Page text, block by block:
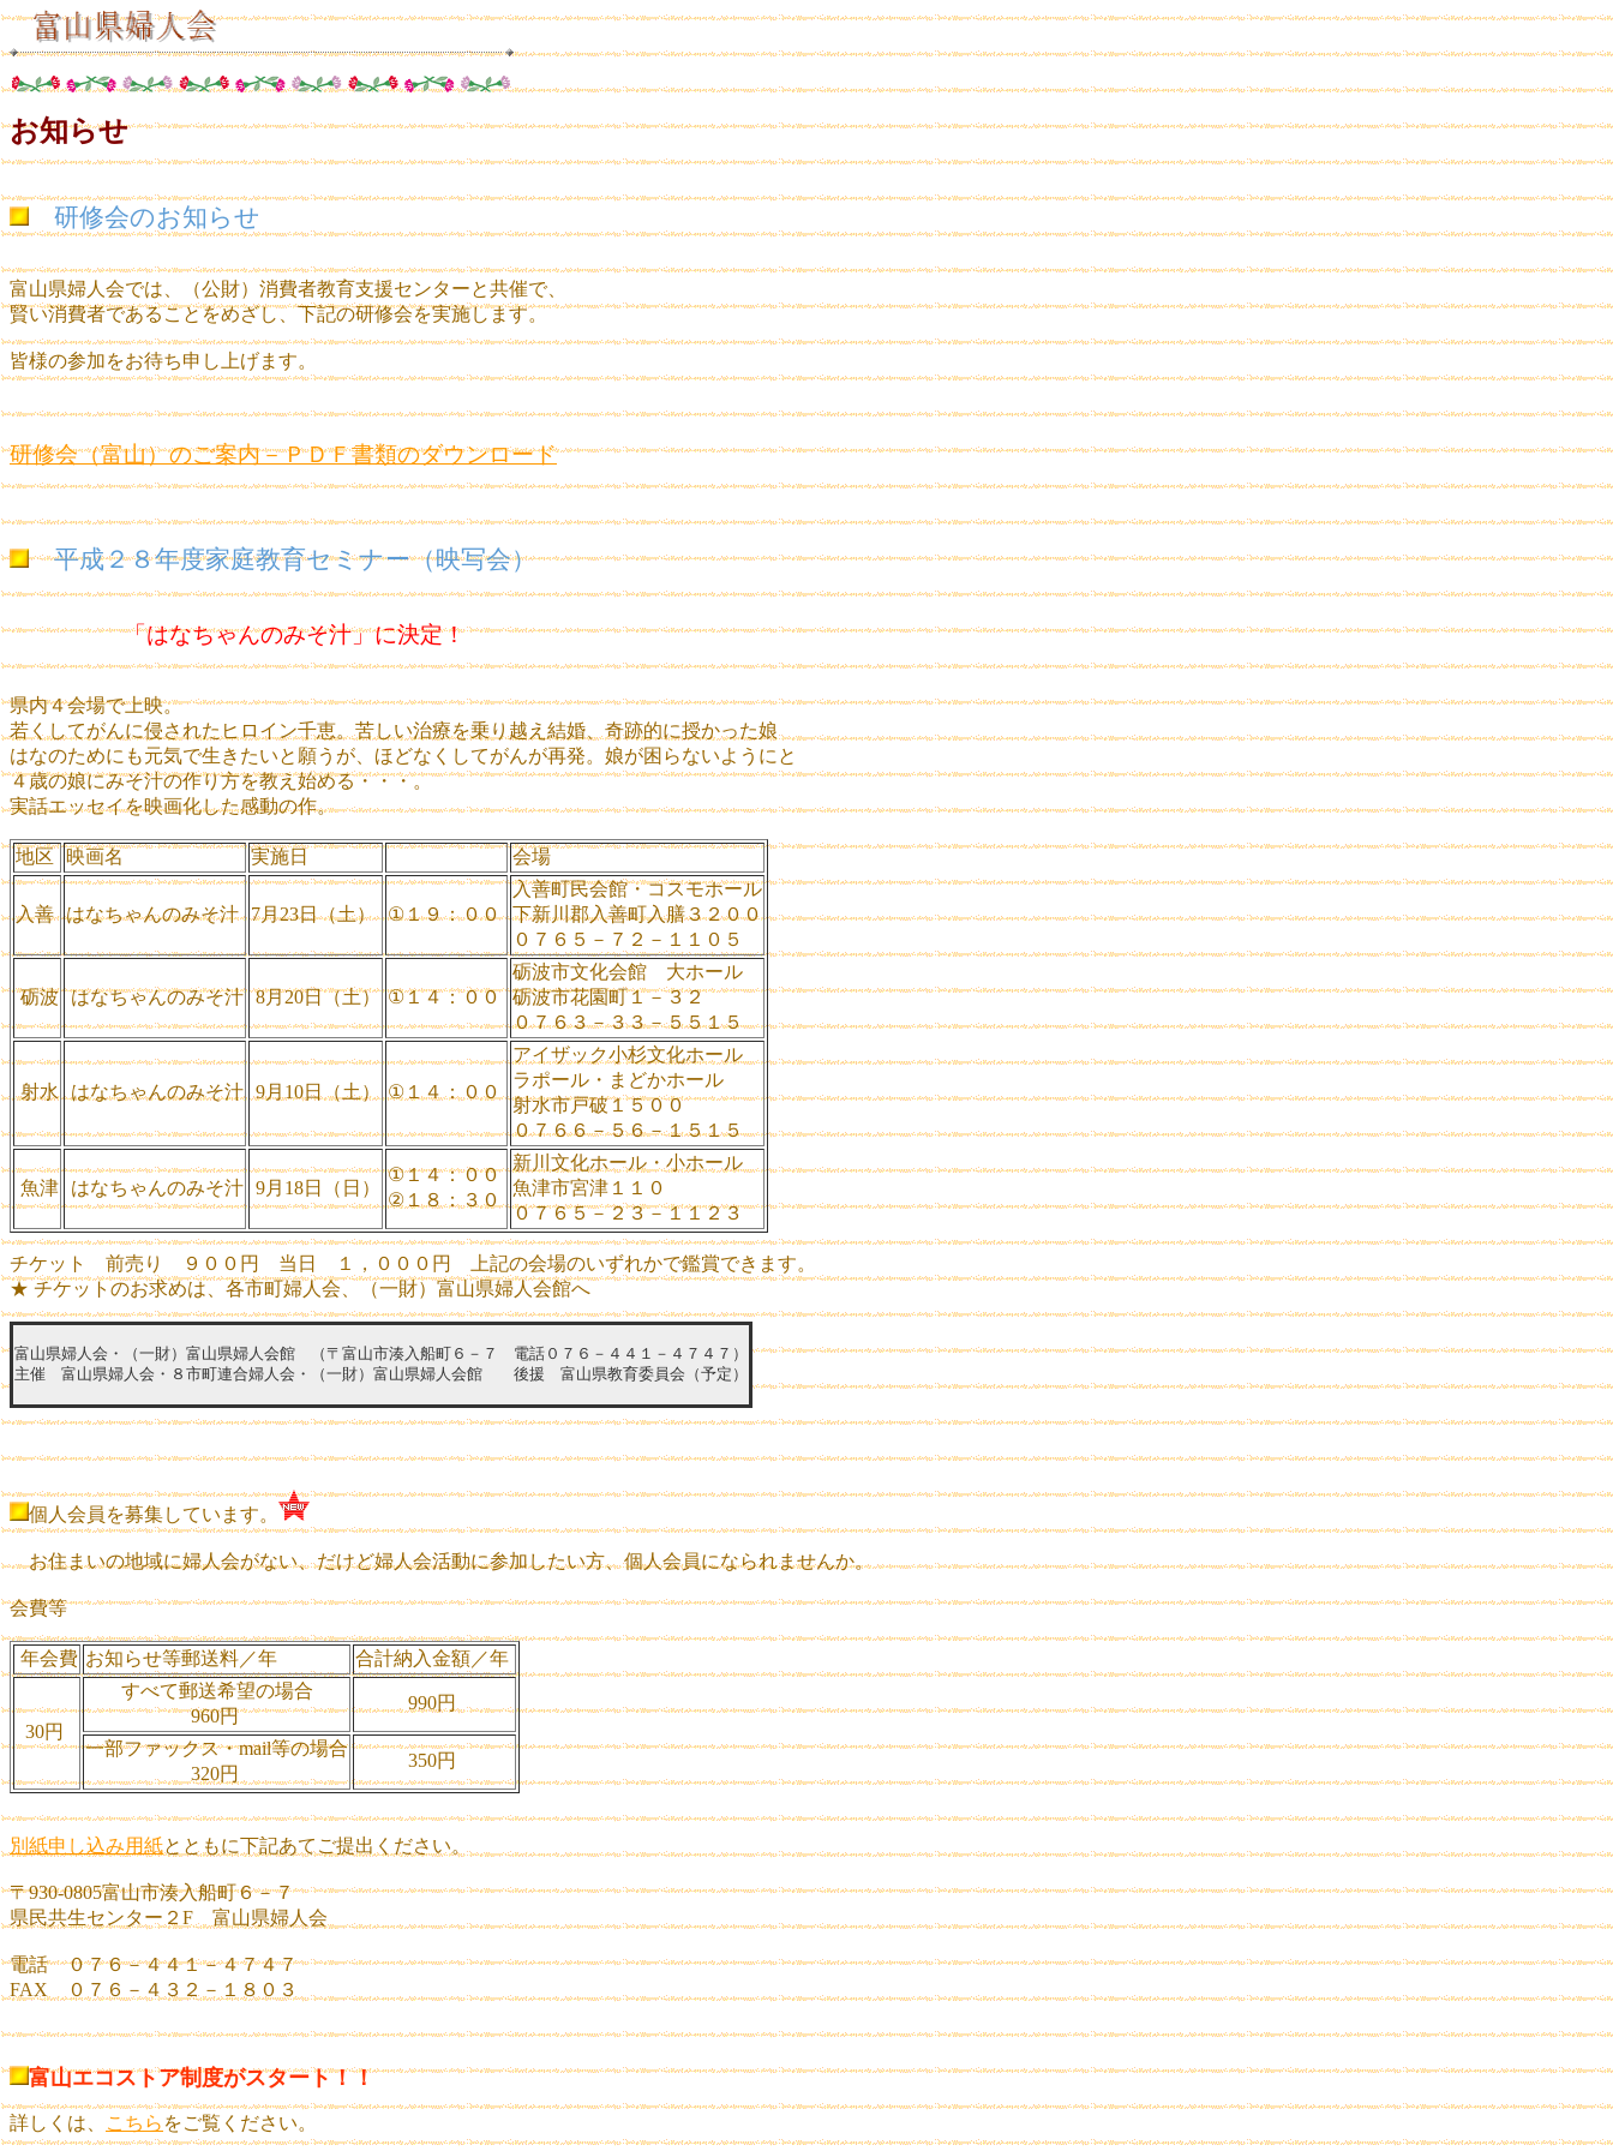
お知らせ
研修会のお知らせ
富山県婦人会では、（公財）消費者教育支援センターと共催で、
賢い消費者であることをめざし、下記の研修会を実施します。
皆様の参加をお待ち申し上げます。
研修会（富山）のご案内－ＰＤＦ書類のダウンロード
平成２８年度家庭教育セミナー（映写会）
「はなちゃんのみそ汁」に決定！
県内４会場で上映。
若くしてがんに侵されたヒロイン千恵。苦しい治療を乗り越え結婚、奇跡的に授かった娘
はなのためにも元気で生きたいと願うが、ほどなくしてがんが再発。娘が困らないようにと
４歳の娘にみそ汁の作り方を教え始める・・・。
実話エッセイを映画化した感動の作。
地区 映画名 実施日 会場
入善 はなちゃんのみそ汁 7月23日（土） ①１９：００
入善町民会館・コスモホール
下新川郡入善町入膳３２００
０７６５－７２－１１０５
砺波 はなちゃんのみそ汁 8月20日（土） ①１４：００
砺波市文化会館 大ホール
砺波市花園町１－３２
０７６３－３３－５５１５
射水 はなちゃんのみそ汁 9月10日（土） ①１４：００
アイザック小杉文化ホール
ラポール・まどかホール
射水市戸破１５００
０７６６－５６－１５１５
魚津 はなちゃんのみそ汁 9月18日（日）
①１４：００
②１８：３０
新川文化ホール・小ホール
魚津市宮津１１０
０７６５－２３－１１２３
チケット 前売り ９００円 当日 １，０００円 上記の会場のいずれかで鑑賞できます。
★ チケットのお求めは、各市町婦人会、（一財）富山県婦人会館へ
富山県婦人会・（一財）富山県婦人会館 （〒富山市湊入船町６－７ 電話０７６－４４１－４７４７）
主催 富山県婦人会・８市町連合婦人会・（一財）富山県婦人会館 後援 富山県教育委員会（予定）
個人会員を募集しています。
お住まいの地域に婦人会がない、だけど婦人会活動に参加したい方、個人会員になられませんか。
会費等
年会費 お知らせ等郵送料／年 合計納入金額／年
30円
すべて郵送希望の場合
960円
990円
一部ファックス・mail等の場合
320円
350円
別紙申し込み用紙とともに下記あてご提出ください。
〒930-0805富山市湊入船町６－７
県民共生センター２F 富山県婦人会
電話 ０７６－４４１－４７４７
FAX ０７６－４３２－１８０３
富山エコストア制度がスタート！！
詳しくは、 こちら をご覧ください。